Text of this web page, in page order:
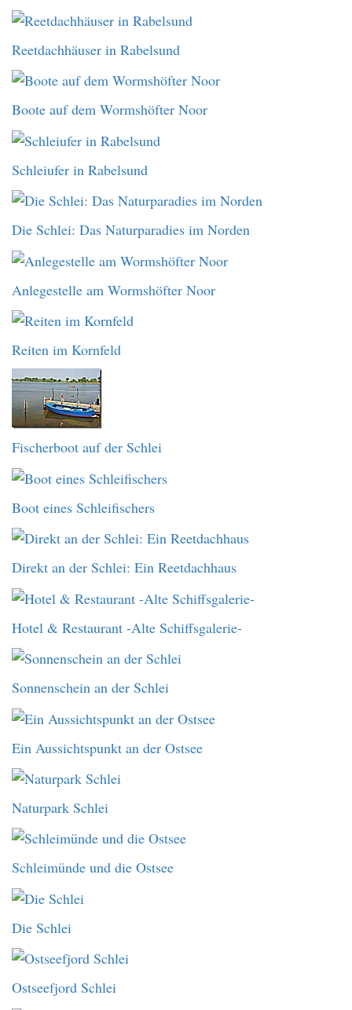
Reetdachhäuser in Rabelsund
Boote auf dem Wormshöfter Noor
Schleiufer in Rabelsund
Die Schlei: Das Naturparadies im Norden
Anlegestelle am Wormshöfter Noor
Reiten im Kornfeld
Fischerboot auf der Schlei
Boot eines Schleifischers
Direkt an der Schlei: Ein Reetdachhaus
Hotel & Restaurant -Alte Schiffsgalerie-
Sonnenschein an der Schlei
Ein Aussichtspunkt an der Ostsee
Naturpark Schlei
Schleimünde und die Ostsee
Die Schlei
Ostseefjord Schlei